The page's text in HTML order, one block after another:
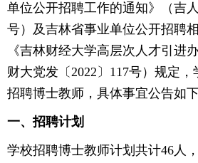
单位公开招聘工作的通知》（吉
号）及吉林省事业单位公开招聘
《吉林财经大学高层次人才引进
财大党发〔2022〕117号）规定
招聘博士教师，具体事宜公告如下
一、招聘计划
学校招聘博士教师计划共计46人